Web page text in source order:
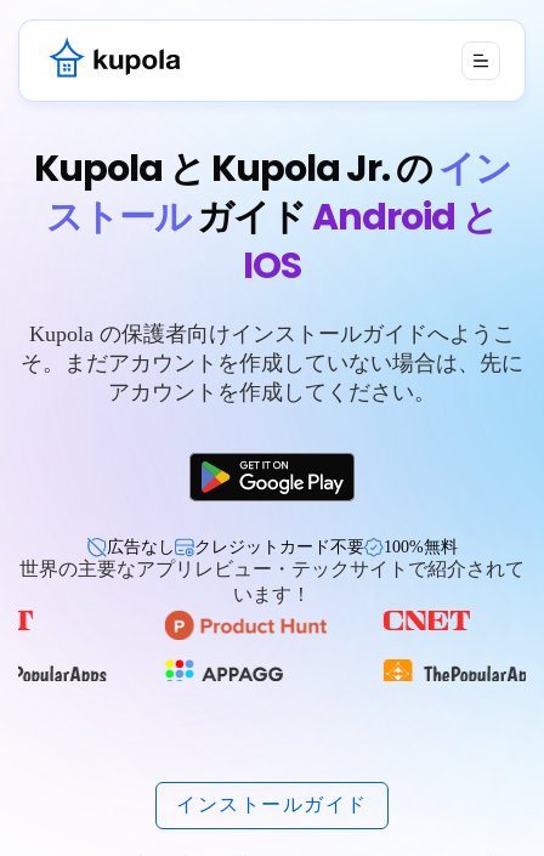
Kupola と Kupola Jr. のイン
ストールガイドAndroid と
IOS
Kupola の保護者向けインストールガイドへようこ
そ。まだアカウントを作成していない場合は、先に
アカウントを作成してください。
広告なし クレジットカード不要 100%無料
世界の主要なアプリレビュー・テックサイトで紹介されて
います！
インストールガイド